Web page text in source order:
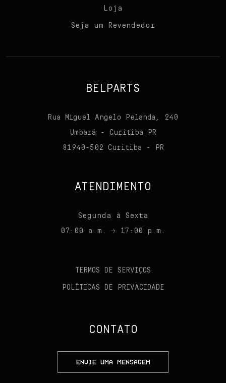
Loja
Seja um Revendedor
BELPARTS
Rua Miguel Angelo Pelanda, 240
Umbará - Curitiba PR
81940-502 Curitiba - PR
ATENDIMENTO
Segunda à Sexta
07:00 a.m. → 17:00 p.m.
TERMOS DE SERVIÇOS
POLÍTICAS DE PRIVACIDADE
CONTATO
ENVIE UMA MENSAGEM